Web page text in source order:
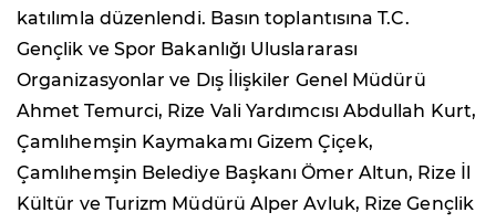
katılımla düzenlendi. Basın toplantısına T.C.
Gençlik ve Spor Bakanlığı Uluslararası
Organizasyonlar ve Dış İlişkiler Genel Müdürü
Ahmet Temurci, Rize Vali Yardımcısı Abdullah Kurt,
Çamlıhemşin Kaymakamı Gizem Çiçek,
Çamlıhemşin Belediye Başkanı Ömer Altun, Rize İl
Kültür ve Turizm Müdürü Alper Avluk, Rize Gençlik